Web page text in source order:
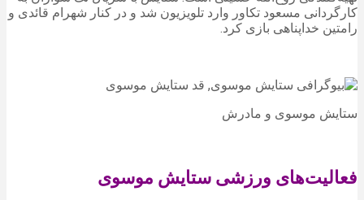
کارگردانی مسعود تکاور وارد تلویزیون شد و در کنار شهرام قائدی و
رامتین خداپناهی بازی کرد.
ستایش موسوی و مادرش
فعالیت‌های ورزشی ستایش موسوی